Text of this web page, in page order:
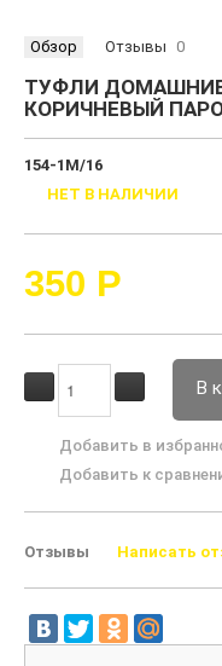
Обзор Отзывы 0
ТУФЛИ
КОРИЧНЕВЫЙ
154-1М/16
НЕТ В НАЛИЧИИ
350 Р
В
Добавить в
Добавить к
Отзывы Написать